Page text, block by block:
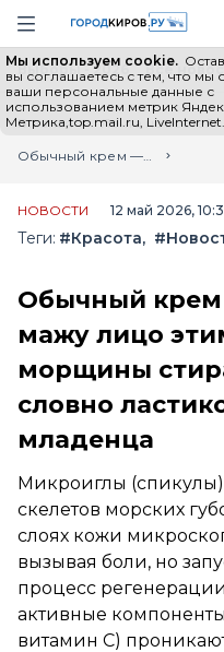
Навигация сайта
Мы используем cookie.
вы соглашаетесь с тем, что мы
ваши персональные данные с
использованием метрик
Метрика,top.mail.ru, LiveInternet.
Выборы - 2026 Все
Главная
Лента новостей
Обычный крем — прошлый век: мажу лицо этим составом и морщины стираются с лица словно ластиком - кожа как у младенца
НОВОСТИ 12 май 2026,
Теги: #Красота
Обычный
мажу лицо
морщины
словно
младенца
Микроиглы
скелетов морских
слоях кожи
вызывая боли, но
процесс
активные
витамин С)